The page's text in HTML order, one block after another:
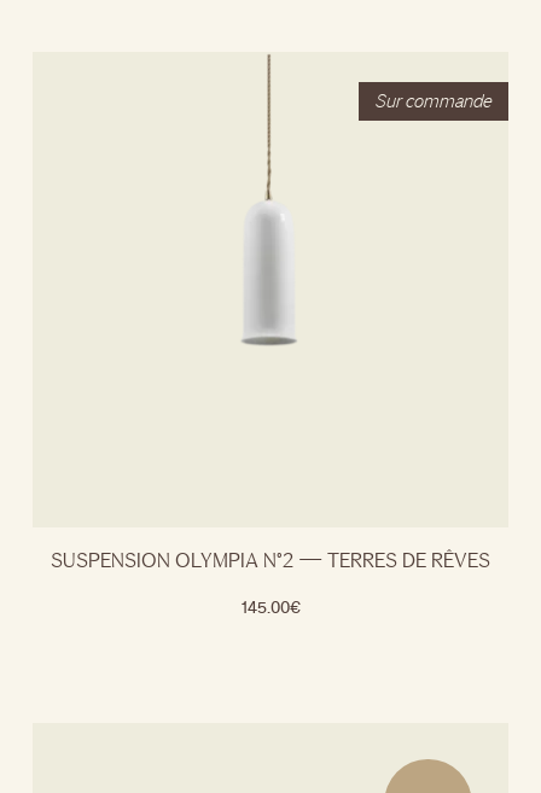
SUSPENSION OLYMPIA N°2 — TERRES DE RÊVES
145.00€